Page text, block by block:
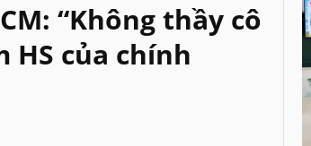
“Không thầy cô
HS của chính